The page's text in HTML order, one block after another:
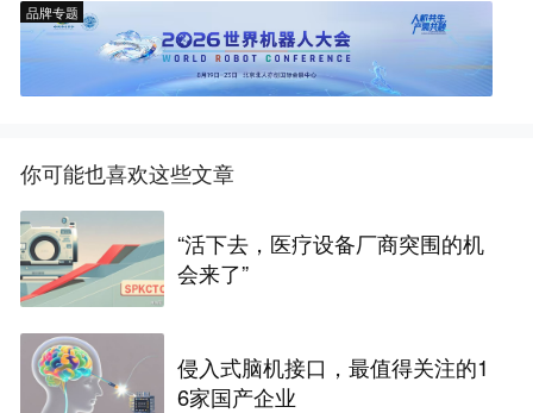
品牌专题
你可能也喜欢这些文章
“活下去，医疗设备厂商突围的机
会来了”
侵入式脑机接口，最值得关注的1
6家国产企业